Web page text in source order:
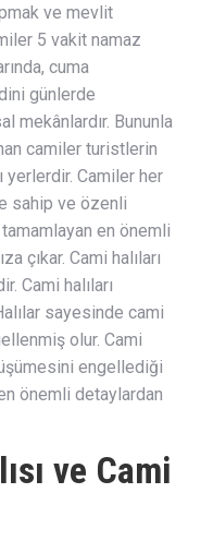
ve mevlit
5 vakit namaz
cuma
günlerde
mekânlardır. Bununla
camiler turistlerin
yerlerdir. Camiler her
sahip ve özenli
en önemli
çıkar. Cami halıları
Cami halıları
sayesinde cami
olur. Cami
engellediği
önemli detaylardan
ve Cami